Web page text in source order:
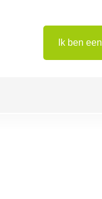
Ik ben een